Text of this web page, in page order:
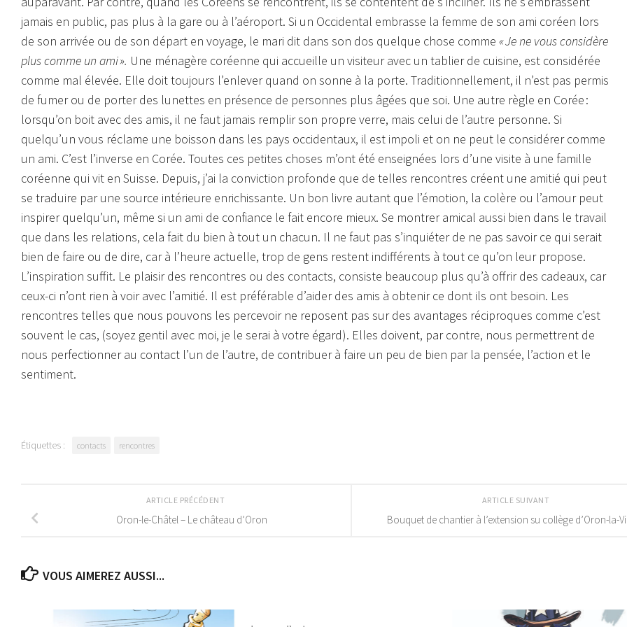
jamais en public, pas plus à la gare ou à l’aéroport. Si un Occidental embrasse la femme de son ami coréen lors
de son arrivée ou de son départ en voyage, le mari dit dans son dos quelque chose comme « Je ne vous considère
plus comme un ami ». Une ménagère coréenne qui accueille un visiteur avec un tablier de cuisine, est considérée
comme mal élevée. Elle doit toujours l’enlever quand on sonne à la porte. Traditionnellement, il n’est pas permis
de fumer ou de porter des lunettes en présence de personnes plus âgées que soi. Une autre règle en Corée :
lorsqu’on boit avec des amis, il ne faut jamais remplir son propre verre, mais celui de l’autre personne. Si
quelqu’un vous réclame une boisson dans les pays occidentaux, il est impoli et on ne peut le considérer comme
un ami. C’est l’inverse en Corée. Toutes ces petites choses m’ont été enseignées lors d’une visite à une famille
coréenne qui vit en Suisse. Depuis, j’ai la conviction profonde que de telles rencontres créent une amitié qui peut
se traduire par une source intérieure enrichissante. Un bon livre autant que l’émotion, la colère ou l’amour peut
inspirer quelqu’un, même si un ami de confiance le fait encore mieux. Se montrer amical aussi bien dans le travail
que dans les relations, cela fait du bien à tout un chacun. Il ne faut pas s’inquiéter de ne pas savoir ce qui serait
bien de faire ou de dire, car à l’heure actuelle, trop de gens restent indifférents à tout ce qu’on leur propose.
L’inspiration suffit. Le plaisir des rencontres ou des contacts, consiste beaucoup plus qu’à offrir des cadeaux, car
ceux-ci n’ont rien à voir avec l’amitié. Il est préférable d’aider des amis à obtenir ce dont ils ont besoin. Les
rencontres telles que nous pouvons les percevoir ne reposent pas sur des avantages réciproques comme c’est
souvent le cas, (soyez gentil avec moi, je le serai à votre égard). Elles doivent, par contre, nous permettrent de
nous perfectionner au contact l’un de l’autre, de contribuer à faire un peu de bien par la pensée, l’action et le
sentiment.
Étiquettes : contacts rencontres
ARTICLE SUIVANT
Bouquet de chantier à l’extension su collège d’Oron-la-
ARTICLE PRÉCÉDENT
Oron-le-Châtel – Le château d’Oron
VOUS AIMEREZ AUSSI...